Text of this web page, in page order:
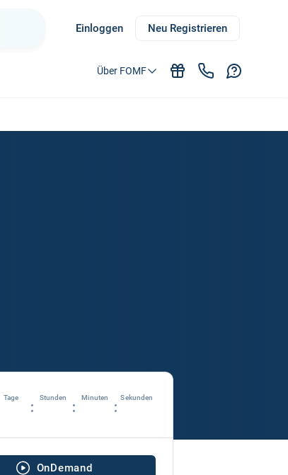
Einloggen Neu Registrieren
Über FOMF
Tage : Stunden : Minuten : Sekunden
OnDemand